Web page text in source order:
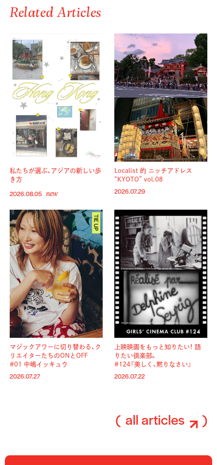
Related Articles
私たちが選ぶ、アジアの新しい歩
き方
2026.08.05 new
Localist 的 ニッチアドレス
“KYOTO” vol.08
2026.07.29
マジックアワーに切り替わる、 ク
リエイターたちのONとOFF
#01 中嶋イッキュウ
2026.07.27
上映映画をもっと知りたい！ 語
りたい倶楽部。
#124『美しく、黙りなさい』
2026.07.22
all articles